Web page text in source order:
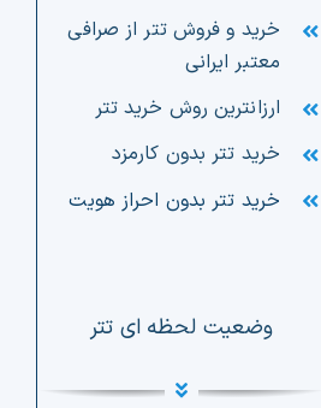
خرید و فروش تتر از صرافی
معتبر ایرانی
ارزانترین روش خرید تتر
خرید تتر بدون کارمزد
خرید تتر بدون احراز هویت
وضعیت لحظه ای تتر